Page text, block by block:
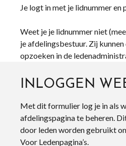
Je logt in met je lidnummer en
Weet je je lidnummer niet
je afdelingsbestuur. Zij
opzoeken in de
INLOGGEN
Met dit formulier log je in als
afdelingspagina te beheren.
door leden worden gebruikt
Voor Ledenpagina’s.